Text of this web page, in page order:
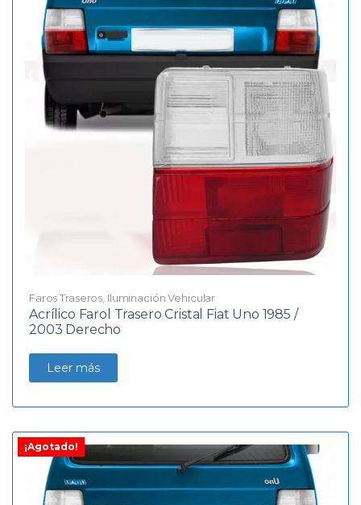
Faros Traseros Iluminación Vehicular
Acrílico Farol Trasero Cristal Fiat Uno 1985 /
2003 Derecho
Leer más
¡Agotado!